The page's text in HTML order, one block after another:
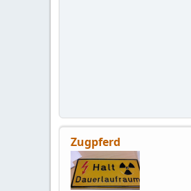
Zugpferd